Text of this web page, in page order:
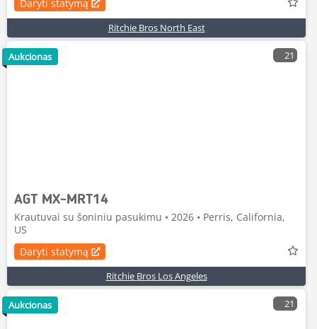
Daryti statymą
Ritchie Bros North East
21
AGT MX-MRT14
Krautuvai su šoniniu pasukimu • 2026 • Perris, California,
US
Daryti statymą
Ritchie Bros Los Angeles
Aukcionas
21
Aukcionas